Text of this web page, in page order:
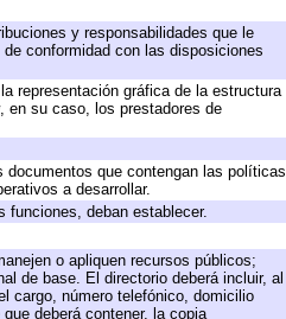
y responsabilidades que le
conformidad con las disposiciones
representación gráfica de la estructura
en su caso, los prestadores de
que contengan las políticas
a desarrollar.
funciones, deban establecer.
o apliquen recursos públicos;
de base. El directorio deberá incluir, al
cargo, número telefónico, domicilio
deberá contener, la copia